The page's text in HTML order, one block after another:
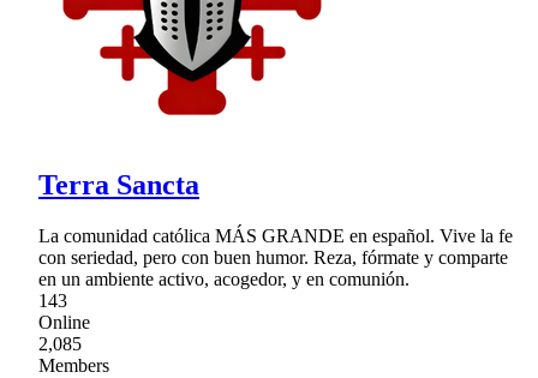
Terra Sancta
La comunidad católica MÁS GRANDE en español. Vive la fe
con seriedad, pero con buen humor. Reza, fórmate y comparte
en un ambiente activo, acogedor, y en comunión.
143
Online
2,085
Members